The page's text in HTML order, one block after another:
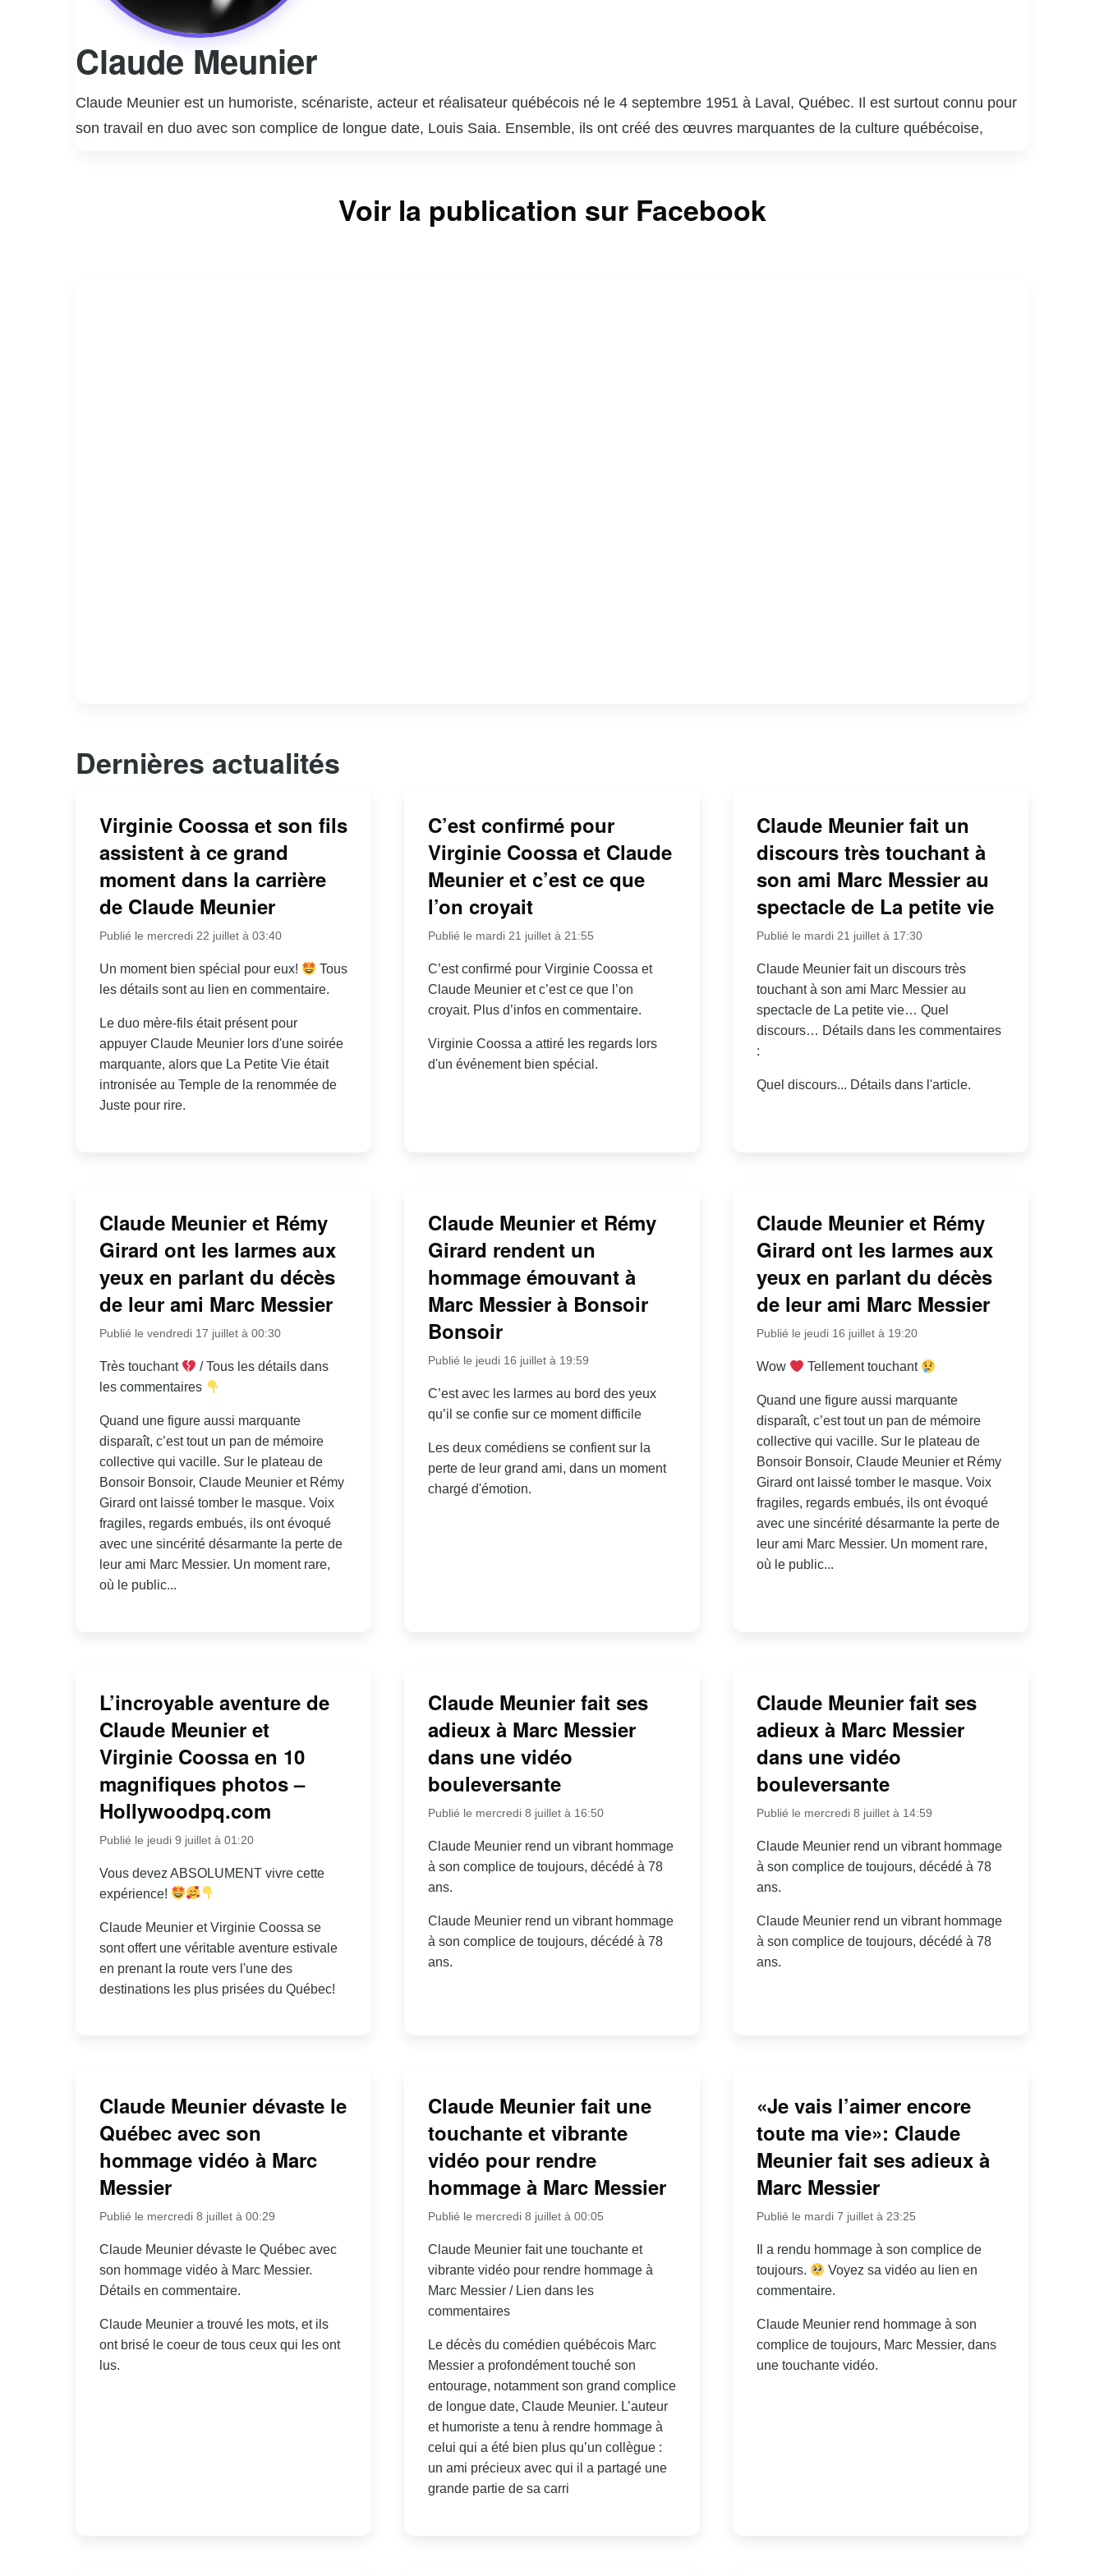
Claude Meunier
Claude Meunier est un humoriste, scénariste, acteur et réalisateur québécois né le 4 septembre 1951 à Laval, Québec. Il est surtout connu pour
son travail en duo avec son complice de longue date, Louis Saia. Ensemble, ils ont créé des œuvres marquantes de la culture québécoise,
plus longue série de représentations au Canada. En plus de son travail à la télévision et au théâtre, Claude Meunier a réalisé des films et écrit
des scénarios qui ont contribué à enrichir le paysage culturel du Québec. Son style unique, mêlant humour absurde et satire sociale, lui a valu de
Voir la publication sur Facebook
Dernières actualités
Virginie Coossa et son fils
assistent à ce grand
moment dans la carrière
de Claude Meunier
Publié le mercredi 22 juillet à 03:40
Un moment bien spécial pour eux!
Tous
les détails sont au lien en commentaire.
Le duo mère-fils était présent pour
appuyer Claude Meunier lors d'une soirée
marquante, alors que La Petite Vie était
intronisée au Temple de la renommée de
Juste pour rire.
C’est confirmé pour
Virginie Coossa et Claude
Meunier et c’est ce que
l’on croyait
Publié le mardi 21 juillet à 21:55
C’est confirmé pour Virginie Coossa et
Claude Meunier et c’est ce que l’on
croyait. Plus d’infos en commentaire.
Virginie Coossa a attiré les regards lors
d'un événement bien spécial.
Claude Meunier fait un
discours très touchant à
son ami Marc Messier au
spectacle de La petite vie
Publié le mardi 21 juillet à 17:30
Claude Meunier fait un discours très
touchant à son ami Marc Messier au
spectacle de La petite vie… Quel
discours… Détails dans les commentaires
:
Quel discours... Détails dans l'article.
Claude Meunier et Rémy
Girard ont les larmes aux
yeux en parlant du décès
de leur ami Marc Messier
Publié le vendredi 17 juillet à 00:30
Très touchant
/ Tous les détails dans
les commentaires
Quand une figure aussi marquante
disparaît, c’est tout un pan de mémoire
collective qui vacille. Sur le plateau de
Bonsoir Bonsoir, Claude Meunier et Rémy
Girard ont laissé tomber le masque. Voix
fragiles, regards embués, ils ont évoqué
avec une sincérité désarmante la perte de
leur ami Marc Messier. Un moment rare,
où le public...
Claude Meunier et Rémy
Girard rendent un
hommage émouvant à
Marc Messier à Bonsoir
Bonsoir
Publié le jeudi 16 juillet à 19:59
C’est avec les larmes au bord des yeux
qu’il se confie sur ce moment difficile
Les deux comédiens se confient sur la
perte de leur grand ami, dans un moment
chargé d'émotion.
Claude Meunier et Rémy
Girard ont les larmes aux
yeux en parlant du décès
de leur ami Marc Messier
Publié le jeudi 16 juillet à 19:20
Wow Tellement touchant
Quand une figure aussi marquante
disparaît, c’est tout un pan de mémoire
collective qui vacille. Sur le plateau de
Bonsoir Bonsoir, Claude Meunier et Rémy
Girard ont laissé tomber le masque. Voix
fragiles, regards embués, ils ont évoqué
avec une sincérité désarmante la perte de
leur ami Marc Messier. Un moment rare,
où le public...
L’incroyable aventure de
Claude Meunier et
Virginie Coossa en 10
magnifiques photos –
Hollywoodpq.com
Publié le jeudi 9 juillet à 01:20
Vous devez ABSOLUMENT vivre cette
expérience!
Claude Meunier et Virginie Coossa se
sont offert une véritable aventure estivale
en prenant la route vers l'une des
destinations les plus prisées du Québec!
Claude Meunier fait ses
adieux à Marc Messier
dans une vidéo
bouleversante
Publié le mercredi 8 juillet à 16:50
Claude Meunier rend un vibrant hommage
à son complice de toujours, décédé à 78
ans.
Claude Meunier rend un vibrant hommage
à son complice de toujours, décédé à 78
ans.
Claude Meunier fait ses
adieux à Marc Messier
dans une vidéo
bouleversante
Publié le mercredi 8 juillet à 14:59
Claude Meunier rend un vibrant hommage
à son complice de toujours, décédé à 78
ans.
Claude Meunier rend un vibrant hommage
à son complice de toujours, décédé à 78
ans.
Claude Meunier dévaste le
Québec avec son
hommage vidéo à Marc
Messier
Publié le mercredi 8 juillet à 00:29
Claude Meunier dévaste le Québec avec
son hommage vidéo à Marc Messier.
Détails en commentaire.
Claude Meunier a trouvé les mots, et ils
ont brisé le coeur de tous ceux qui les ont
lus.
Claude Meunier fait une
touchante et vibrante
vidéo pour rendre
hommage à Marc Messier
Publié le mercredi 8 juillet à 00:05
Claude Meunier fait une touchante et
vibrante vidéo pour rendre hommage à
Marc Messier / Lien dans les
commentaires
Le décès du comédien québécois Marc
Messier a profondément touché son
entourage, notamment son grand complice
de longue date, Claude Meunier. L’auteur
et humoriste a tenu à rendre hommage à
celui qui a été bien plus qu’un collègue :
un ami précieux avec qui il a partagé une
grande partie de sa carri
«Je vais l’aimer encore
toute ma vie»: Claude
Meunier fait ses adieux à
Marc Messier
Publié le mardi 7 juillet à 23:25
Il a rendu hommage à son complice de
toujours.
Voyez sa vidéo au lien en
commentaire.
Claude Meunier rend hommage à son
complice de toujours, Marc Messier, dans
une touchante vidéo.